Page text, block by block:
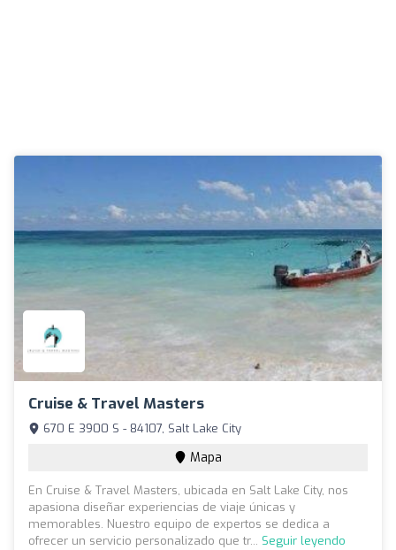
Cruise & Travel Masters
670 E 3900 S - 84107, Salt Lake City
Mapa
En Cruise & Travel Masters, ubicada en Salt Lake City, nos
apasiona diseñar experiencias de viaje únicas y
memorables. Nuestro equipo de expertos se dedica a
ofrecer un servicio personalizado que tr... Seguir leyendo